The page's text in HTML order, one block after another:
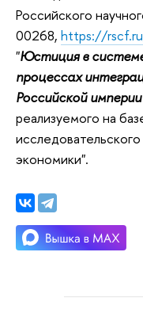
Российского
00268, https://
"Юстиция в
процессах
Российской
реализуемого на
экономики".